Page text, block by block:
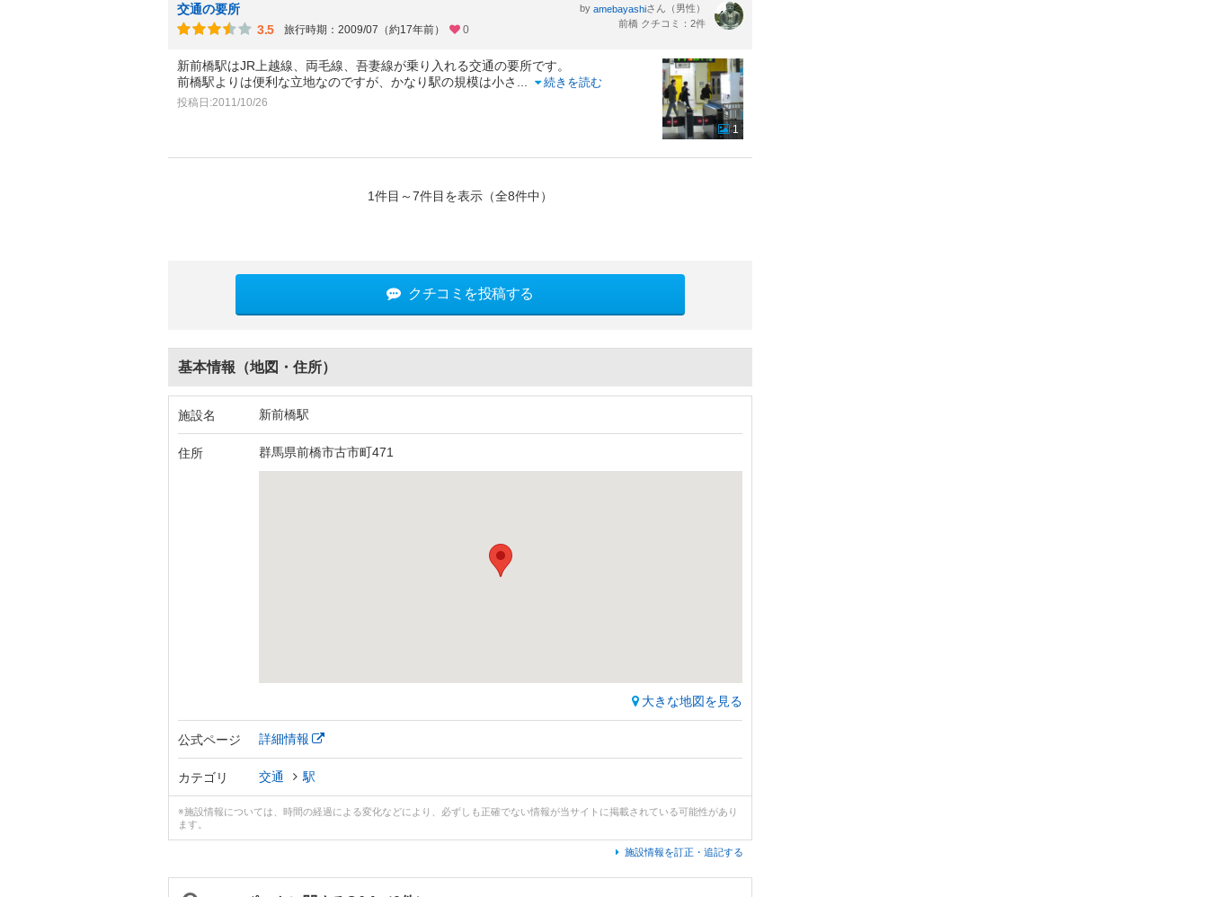
交通の要所
3.5
旅行時期：2009/07（約17年前） 0
by amebayashiさん（男性）
前橋 クチコミ：2件
新前橋駅はJR上越線、両毛線、吾妻線が乗り入れる交通の要所です。
前橋駅よりは便利な立地なのですが、かなり駅の規模は小さ
続きを読む
投稿日:2011/10/26
1
1件目～7件目を表示（全8件中）
クチコミを投稿する
基本情報（地図・住所）
施設名 新前橋駅
住所 群馬県前橋市古市町471
大きな地図を見る
公式ページ 詳細情報
カテゴリ 交通 駅
※施設情報については、時間の経過による変化などにより、必ずしも正確でない情報が当サイトに掲載されている可能性があり
ます。
施設情報を訂正・追記する